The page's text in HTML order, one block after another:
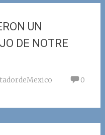
UN
DE NOTRE
0